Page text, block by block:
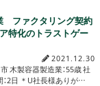
ファクタリング契約
特化のトラストゲー
2021.12.30
木製容器製造業：55歳 社
：2日 ＊U社長様ありが…